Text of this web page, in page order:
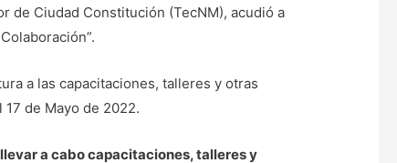
de Ciudad Constitución (TecNM), acudió a
a las capacitaciones, talleres y otras
de Mayo de 2022.
a cabo capacitaciones, talleres y